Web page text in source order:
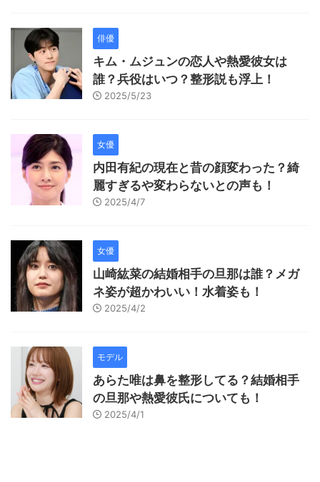
俳優
キム・ムジュンの恋人や熱愛彼女は
誰？兵役はいつ？整形説も浮上！
2025/5/23
女優
内田有紀の現在と昔の顔変わった？綺
麗すぎるや変わらないとの声も！
2025/4/7
女優
山崎紘菜の結婚相手の旦那は誰？メガ
ネ姿が超かわいい！水着姿も！
2025/4/2
モデル
あらた唯は鼻を整形してる？結婚相手
の旦那や熱愛彼氏についても！
2025/4/1